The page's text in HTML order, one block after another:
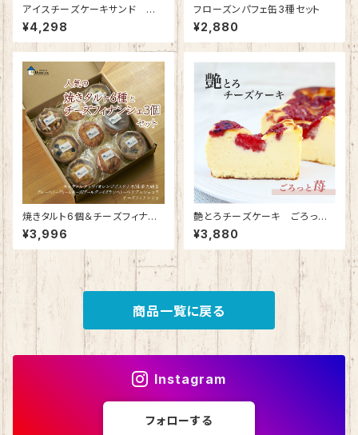
アイスチーズケーキサンド プ
レーン10個入り
¥4,298
フローズンパフェ缶3種セット
¥2,880
焼きタルト6個＆チーズフィナン
シェ3個セット
¥3,996
艶とろチーズケーキ ごろっと
苺
¥3,880
商品一覧に戻る
Instagram
フォローする